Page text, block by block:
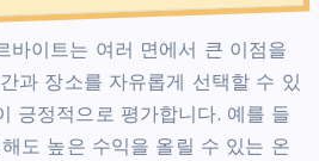
바이트는 여러 면에서 큰 이점을
과 장소를 자유롭게 선택할 수 있
긍정적으로 평가합니다. 예를 들
도 높은 수익을 올릴 수 있는 온